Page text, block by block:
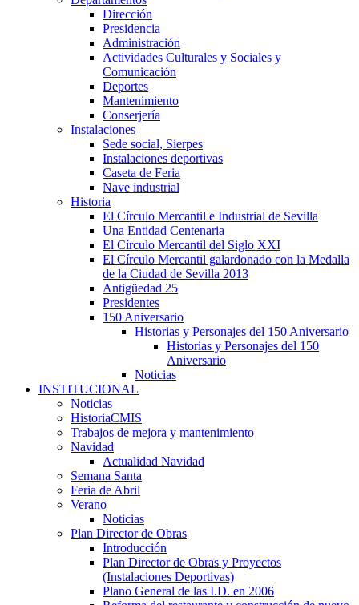
Dirección
Presidencia
Administración
Actividades Culturales y Sociales y
Comunicación
Deportes
Mantenimiento
Conserjería
Instalaciones
Sede social, Sierpes
Instalaciones deportivas
Caseta de Feria
Nave industrial
Historia
El Círculo Mercantil e Industrial de Sevilla
Una Entidad Centenaria
El Círculo Mercantil del Siglo XXI
El Círculo Mercantil galardonado con la Medalla
de la Ciudad de Sevilla 2013
Antigüedad 25
Presidentes
150 Aniversario
Historias y Personajes del 150 Aniversario
Historias y Personajes del 150
Aniversario
Noticias
INSTITUCIONAL
Noticias
HistoriaCMIS
Trabajos de mejora y mantenimiento
Navidad
Actualidad Navidad
Semana Santa
Feria de Abril
Verano
Noticias
Plan Director de Obras
Introducción
Plan Director de Obras y Proyectos
(Instalaciones Deportivas)
Plano General de las I.D. en 2006